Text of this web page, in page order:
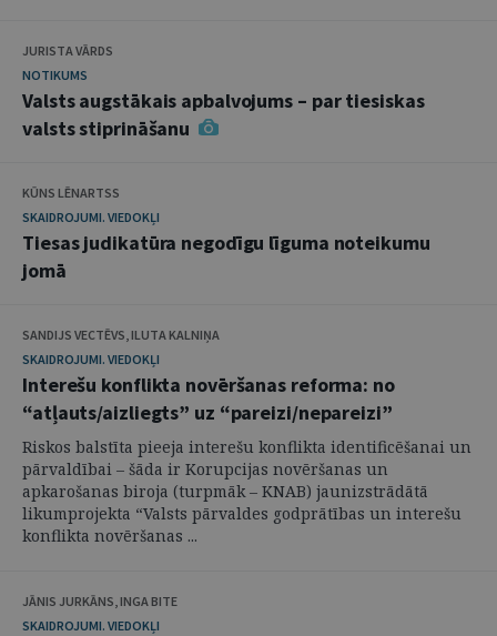
JURISTA VĀRDS
NOTIKUMS
Valsts augstākais apbalvojums – par tiesiskas
valsts stiprināšanu
KŪNS LĒNARTSS
SKAIDROJUMI. VIEDOKĻI
Tiesas judikatūra negodīgu līguma noteikumu
jomā
SANDIJS VECTĒVS, ILUTA KALNIŅA
SKAIDROJUMI. VIEDOKĻI
Interešu konflikta novēršanas reforma: no
“atļauts/aizliegts” uz “pareizi/nepareizi”
Riskos balstīta pieeja interešu konflikta identificēšanai un
pārvaldībai – šāda ir Korupcijas novēršanas un
apkarošanas biroja (turpmāk – KNAB) jaunizstrādātā
likumprojekta “Valsts pārvaldes godprātības un interešu
konflikta novēršanas ...
JĀNIS JURKĀNS, INGA BITE
SKAIDROJUMI. VIEDOKĻI